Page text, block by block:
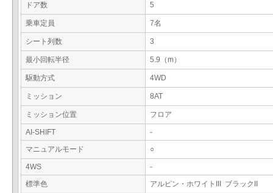
ドア数 5
乗車定員 7名
シート列数 3
最小回転半径 5.9（m）
駆動方式 4WD
ミッション 8AT
ミッション位置 フロア
AI-SHIFT
-
マニュアルモード
○
4WS
-
標準色
アルピン・ホワイトIII ブラックII